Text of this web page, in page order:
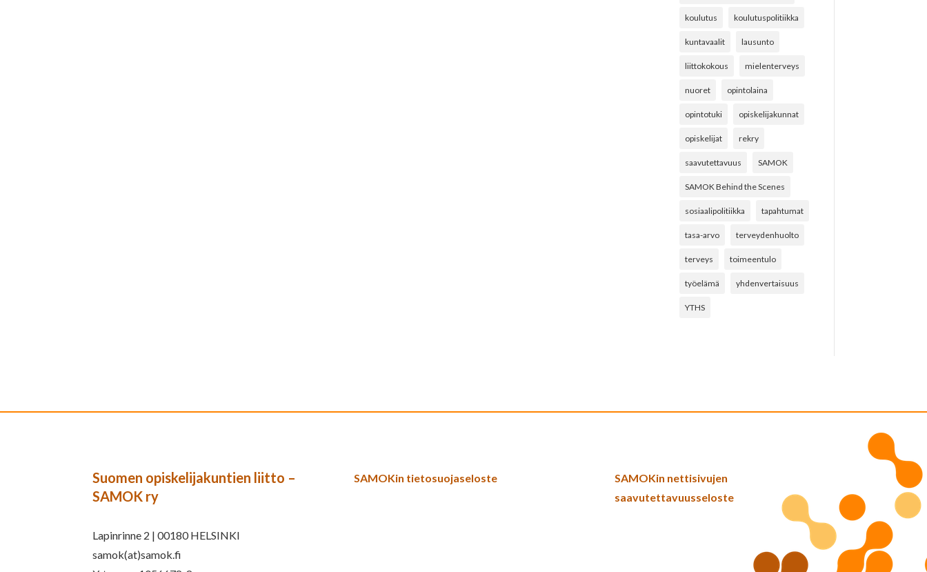
koulutus koulutuspolitiikka
kuntavaalit lausunto
liittokokous mielenterveys
nuoret opintolaina
opintotuki opiskelijakunnat
opiskelijat rekry
saavutettavuus SAMOK
SAMOK Behind the Scenes
sosiaalipolitiikka tapahtumat
tasa-arvo terveydenhuolto
terveys toimeentulo
työelämä yhdenvertaisuus
YTHS
Suomen opiskelijakuntien liitto –
SAMOK ry
Lapinrinne 2 | 00180 HELSINKI
samok(at)samok.fi
SAMOKin tietosuojaseloste
SAMOKin nettisivujen
saavutettavuusseloste